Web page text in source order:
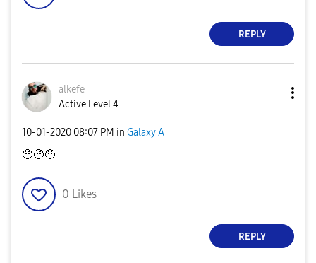
REPLY
alkefe
Active Level 4
‎10-01-2020 08:07 PM in Galaxy A
🤨🤨🤨
0 Likes
REPLY